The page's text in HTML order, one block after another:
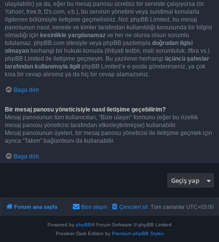
ulaşılabilir) ya da, eğer bu mesaj panosu ücretsiz bir serviste çalışıyorsa (ör.
Yahoo!, free.fr, f2s.com, v.b.), bu servisin yönetimi veya suistimal konularla
ilgilenen bölümüyle iletişime geçmelisiniz. Not: phpBB Limited, bu mesaj
panosunun nasıl, nerede ve kimler tarafından kullanıldığı konusunda bir bilgisi
olmadığı için kesinlikle yargılanamaz ve her ne olursa olsun sorumlu
tutulamaz. phpBB.com sitesiyle veya phpBB yazılımıyla doğrudan ilgisi
olmayan herhangi bir hukuki konuda (ihtiyati tedbir, mali sorumluluk, iftira vs.)
phpBB Limited ile iletişime geçmeyin. Bu yazılımın herhangi üçüncü şahıslar
tarafından kullanımıyla ilgili phpBB Limited’e e-posta gönderirseniz, ya çok
kısa bir cevap alırsınız ya da hiç bir cevap alamazsınız.
Başa dön
Bir mesaj panosu yöneticisiyle nasıl iletişime geçebilirim?
Mesaj panosunun tüm kullanıcıları, “Bize ulaşın” formunu (eğer bu özellik
mesaj panosu yöneticisi tarafından etkinleştirilmişse) kullanabilir.
Mesaj panosunun üyeleri, bir mesaj panosu yöneticisi ile iletişime geçmek için
ayrıca “Takım” bağlantısını da kullanabilir.
Başa dön
Geçiş yap
Forum ana sayfa Tüm zamanlar UTC+03:00
Çerezleri sil
Bize ulaşın
Powered by phpBB® Forum Software © phpBB Limited
Prosilver Dark Edition by Premium phpBB Styles